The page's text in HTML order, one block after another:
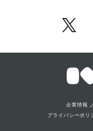
企業情報
プライバシーポリ